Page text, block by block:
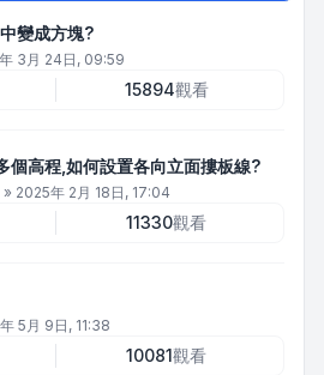
變成方塊?
3月 24日, 09:59
15894觀看
個高程,如何設置各向立面摟板線?
» 2025年 2月 18日, 17:04
11330觀看
5月 9日, 11:38
10081觀看